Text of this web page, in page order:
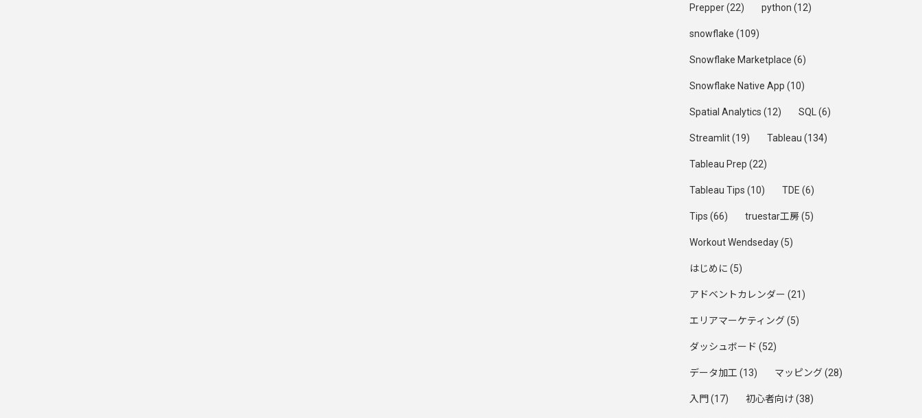
Prepper(22) python (12)
snowflake (109)
Snowflake Marketplace (6)
Snowflake Native App (10)
Spatial Analytics (12) SQL (6)
Streamlit(19) Tableau (134)
Tableau Prep (22)
Tableau Tips (10) TDE (6)
Tips (66) truestar工房(5)
Workout Wendseday(5)
はじめに (5)
アドベントカレンダー (21)
エリアマーケティング(5)
ダッシュボード (52)
データ加工 (13) マッピング(28)
入門(17) 初心者向け(38)